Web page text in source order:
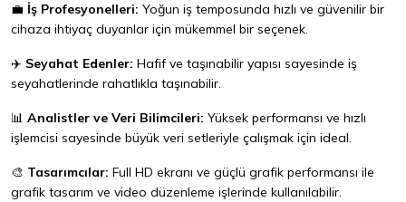
💼 İş Profesyonelleri: Yoğun iş temposunda hızlı ve güvenilir bir
cihaza ihtiyaç duyanlar için mükemmel bir seçenek.
✈️ Seyahat Edenler: Hafif ve taşınabilir yapısı sayesinde iş
seyahatlerinde rahatlıkla taşınabilir.
📊 Analistler ve Veri Bilimcileri: Yüksek performansı ve hızlı
işlemcisi sayesinde büyük veri setleriyle çalışmak için ideal.
🎨 Tasarımcılar: Full HD ekranı ve güçlü grafik performansı ile
grafik tasarım ve video düzenleme işlerinde kullanılabilir.